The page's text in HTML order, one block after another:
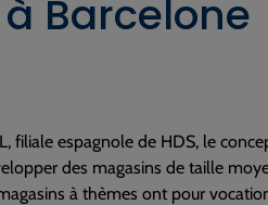
à Barcelone
filiale espagnole de HDS, le
des magasins de taille
à thèmes ont pour